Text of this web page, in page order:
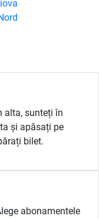
alta, sunteți în
și apăsați pe
bilet.
abonamentele